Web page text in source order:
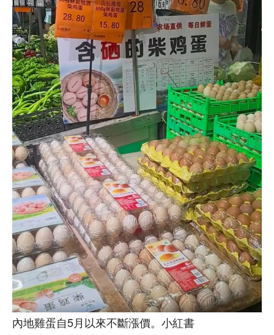
內地雞蛋自5月以來不斷漲價。小紅書